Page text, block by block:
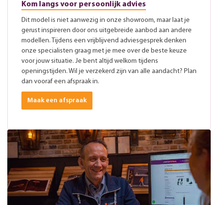
Kom langs voor persoonlijk advies
Dit model is niet aanwezig in onze showroom, maar laat je
gerust inspireren door ons uitgebreide aanbod aan andere
modellen. Tijdens een vrijblijvend adviesgesprek denken
onze specialisten graag met je mee over de beste keuze
voor jouw situatie. Je bent altijd welkom tijdens
openingstijden. Wil je verzekerd zijn van alle aandacht? Plan
dan vooraf een afspraak in.
Maak een afspraak